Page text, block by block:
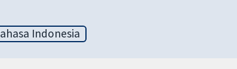
Indonesia